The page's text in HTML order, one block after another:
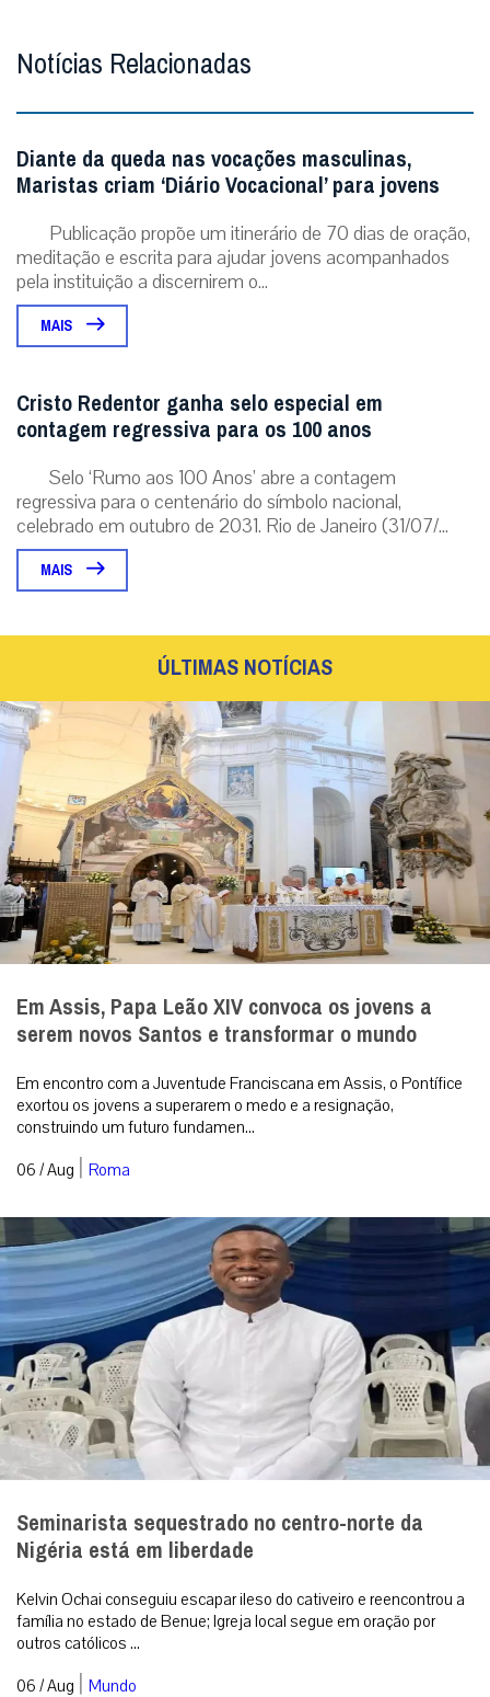
Notícias Relacionadas
Diante da queda nas vocações masculinas,
Maristas criam ‘Diário Vocacional’ para jovens
Publicação propõe um itinerário de 70 dias de oração,
meditação e escrita para ajudar jovens acompanhados
pela instituição a discernirem o...
MAIS
Cristo Redentor ganha selo especial em
contagem regressiva para os 100 anos
Selo ‘Rumo aos 100 Anos’ abre a contagem
regressiva para o centenário do símbolo nacional,
celebrado em outubro de 2031. Rio de Janeiro (31/07/...
MAIS
ÚLTIMAS NOTÍCIAS
Em Assis, Papa Leão XIV convoca os jovens a
serem novos Santos e transformar o mundo
Em encontro com a Juventude Franciscana em Assis, o Pontífice
exortou os jovens a superarem o medo e a resignação,
construindo um futuro fundamen...
06 / Aug | Roma
Seminarista sequestrado no centro-norte da
Nigéria está em liberdade
Kelvin Ochai conseguiu escapar ileso do cativeiro e reencontrou a
família no estado de Benue; Igreja local segue em oração por
outros católicos ...
06 / Aug | Mundo